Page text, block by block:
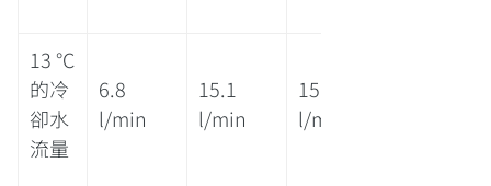
13 °C
的冷
卻水
流量
6.8
l/min
15.1
l/min
15.1
l/min